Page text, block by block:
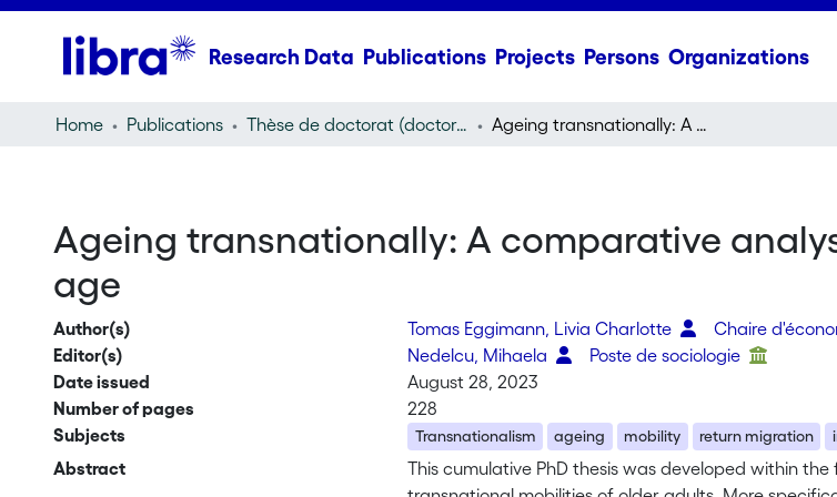
Research Data Publications Projects Persons Organizations
Home Publications Thèse de doctorat (doctoral thesis) Ageing transnationally: A comparative analysis of transnational mobilities in old age
Ageing transnationally: A comparative
age
Author(s) Tomas Eggimann, Livia Charlotte
Chaire
Editor(s)
Nedelcu, Mihaela
Poste de sociologie
Date issued
August 28, 2023
Number of pages
228
Subjects
Transnationalism ageing mobility return migration
Abstract
This cumulative PhD thesis was developed within